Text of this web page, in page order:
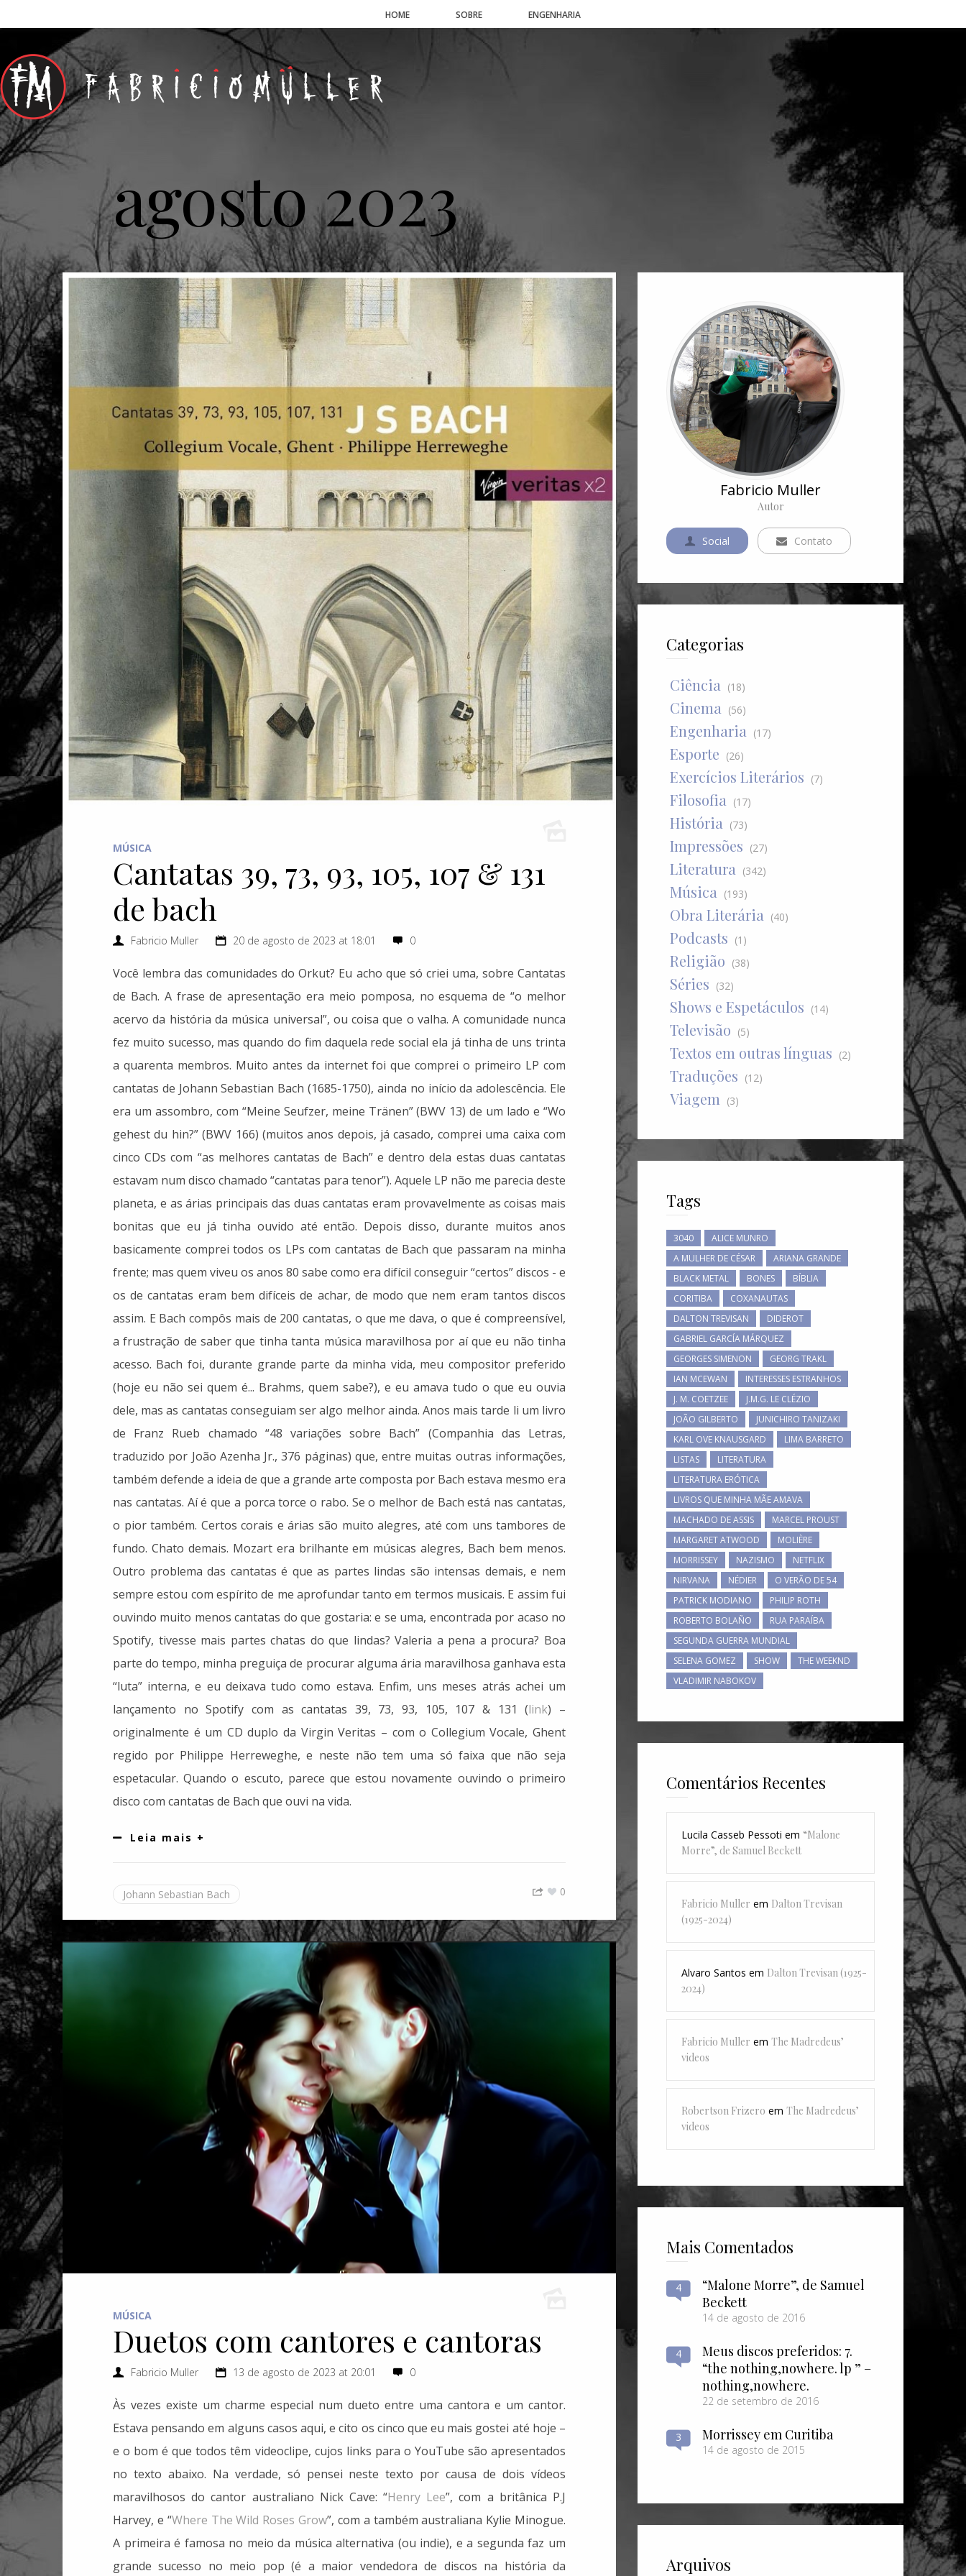
HOME SOBRE ENGENHARIA
agosto 2023
MÚSICA
Cantatas 39, 73, 93, 105, 107 & 131
de bach
Fabricio Muller 20 de agosto de 2023 at 18:01 0
Você lembra das comunidades do Orkut? Eu acho que só criei uma, sobre Cantatas
de Bach. A frase de apresentação era meio pomposa, no esquema de “o melhor
acervo da história da música universal”, ou coisa que o valha. A comunidade nunca
fez muito sucesso, mas quando do fim daquela rede social ela já tinha de uns trinta
a quarenta membros. Muito antes da internet foi que comprei o primeiro LP com
cantatas de Johann Sebastian Bach (1685-1750), ainda no início da adolescência. Ele
era um assombro, com “Meine Seufzer, meine Tränen” (BWV 13) de um lado e “Wo
gehest du hin?” (BWV 166) (muitos anos depois, já casado, comprei uma caixa com
cinco CDs com “as melhores cantatas de Bach” e dentro dela estas duas cantatas
estavam num disco chamado “cantatas para tenor”). Aquele LP não me parecia deste
planeta, e as árias principais das duas cantatas eram provavelmente as coisas mais
bonitas que eu já tinha ouvido até então. Depois disso, durante muitos anos
basicamente comprei todos os LPs com cantatas de Bach que passaram na minha
frente; mas quem viveu os anos 80 sabe como era difícil conseguir “certos” discos - e
os de cantatas eram bem difíceis de achar, de modo que nem eram tantos discos
assim. E Bach compôs mais de 200 cantatas, o que me dava, o que é compreensível,
a frustração de saber que tinha tanta música maravilhosa por aí que eu não tinha
acesso. Bach foi, durante grande parte da minha vida, meu compositor preferido
(hoje eu não sei quem é... Brahms, quem sabe?), e eu amava tudo o que eu ouvia
dele, mas as cantatas conseguiam ser algo melhor ainda. Anos mais tarde li um livro
de Franz Rueb chamado “48 variações sobre Bach” (Companhia das Letras,
traduzido por João Azenha Jr., 376 páginas) que, entre muitas outras informações,
também defende a ideia de que a grande arte composta por Bach estava mesmo era
nas cantatas. Aí é que a porca torce o rabo. Se o melhor de Bach está nas cantatas,
o pior também. Certos corais e árias são muito alegres, até com uns tambores de
fundo. Chato demais. Mozart era brilhante em músicas alegres, Bach bem menos.
Outro problema das cantatas é que as partes lindas são intensas demais, e nem
sempre estou com espírito de me aprofundar tanto em termos musicais. E assim fui
ouvindo muito menos cantatas do que gostaria: e se uma, encontrada por acaso no
Spotify, tivesse mais partes chatas do que lindas? Valeria a pena a procura? Boa
parte do tempo, minha preguiça de procurar alguma ária maravilhosa ganhava esta
“luta” interna, e eu deixava tudo como estava. Enfim, uns meses atrás achei um
lançamento no Spotify com as cantatas 39, 73, 93, 105, 107 & 131 (link) –
originalmente é um CD duplo da Virgin Veritas – com o Collegium Vocale, Ghent
regido por Philippe Herreweghe, e neste não tem uma só faixa que não seja
espetacular. Quando o escuto, parece que estou novamente ouvindo o primeiro
disco com cantatas de Bach que ouvi na vida.
Leia mais +
Johann Sebastian Bach 0
MÚSICA
Duetos com cantores e cantoras
Fabricio Muller 13 de agosto de 2023 at 20:01 0
Às vezes existe um charme especial num dueto entre uma cantora e um cantor.
Estava pensando em alguns casos aqui, e cito os cinco que eu mais gostei até hoje –
e o bom é que todos têm videoclipe, cujos links para o YouTube são apresentados
no texto abaixo. Na verdade, só pensei neste texto por causa de dois vídeos
maravilhosos do cantor australiano Nick Cave: “Henry Lee”, com a britânica P.J
Harvey, e “Where The Wild Roses Grow”, com a também australiana Kylie Minogue.
A primeira é famosa no meio da música alternativa (ou indie), e a segunda faz um
grande sucesso no meio pop (é a maior vendedora de discos na história da
Fabricio Muller
Autor
Social Contato
Categorias
Ciência (18)
Cinema (56)
Engenharia (17)
Esporte (26)
Exercícios Literários (7)
Filosofia (17)
História (73)
Impressões (27)
Literatura (342)
Música (193)
Obra Literária (40)
Podcasts (1)
Religião (38)
Séries (32)
Shows e Espetáculos (14)
Televisão (5)
Textos em outras línguas (2)
Traduções (12)
Viagem (3)
Tags
3040
ALICE MUNRO
A MULHER DE CÉSAR
ARIANA GRANDE
BLACK METAL
BONES
BÍBLIA
CORITIBA
COXANAUTAS
DALTON TREVISAN
DIDEROT
GABRIEL GARCÍA MÁRQUEZ
GEORGES SIMENON
GEORG TRAKL
IAN MCEWAN
INTERESSES ESTRANHOS
J. M. COETZEE
J.M.G. LE CLÉZIO
JOÃO GILBERTO
JUNICHIRO TANIZAKI
KARL OVE KNAUSGARD
LIMA BARRETO
LISTAS
LITERATURA
LITERATURA ERÓTICA
LIVROS QUE MINHA MÃE AMAVA
MACHADO DE ASSIS
MARCEL PROUST
MARGARET ATWOOD
MOLIÈRE
MORRISSEY
NAZISMO
NETFLIX
NIRVANA
NÉDIER
O VERÃO DE 54
PATRICK MODIANO
PHILIP ROTH
ROBERTO BOLAÑO
RUA PARAÍBA
SEGUNDA GUERRA MUNDIAL
SELENA GOMEZ
SHOW
THE WEEKND
VLADIMIR NABOKOV
Comentários Recentes
Lucila Casseb Pessoti em “Malone
Morre”, de Samuel Beckett
Fabricio Muller em Dalton Trevisan
(1925-2024)
Alvaro Santos em Dalton Trevisan (1925-
2024)
Fabricio Muller em The Madredeus’
videos
Robertson Frizero em The Madredeus’
videos
Mais Comentados
4
“Malone Morre”, de Samuel
Beckett
14 de agosto de 2016
4
Meus discos preferidos: 7.
“the nothing​,​nowhere. lp ” –
nothing​,​nowhere.
22 de setembro de 2016
3 Morrissey em Curitiba
14 de agosto de 2015
Arquivos